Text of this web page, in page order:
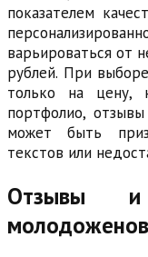
показателем
варьироваться от
рублей. При
только на
портфолио,
может быть
текстов или
Отзывы и
молодоженов